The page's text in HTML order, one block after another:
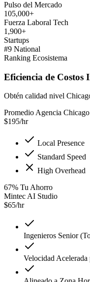
Pulso del Mercado
105,000+
Fuerza Laboral Tech
1,900+
Startups
#9 National
Ranking Ecosistema
Eficiencia de Costos
Obtén calidad nivel
Promedio Agencia Chicago
$195/hr
Local Presence
Standard Speed
High Overhead
67% Tu Ahorro
Mintec AI Studio
$65/hr
Ingenieros Senior
Velocidad